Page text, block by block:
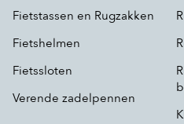
Fietstassen en Rugzakken
Fietshelmen
Fietssloten
Verende zadelpennen